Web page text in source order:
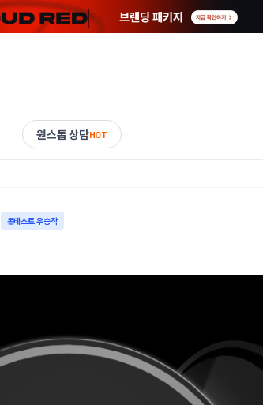
원스톱 상담HOT
콘테스트 우승작